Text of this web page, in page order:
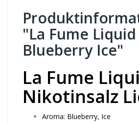
"La Fume Liquid
Blueberry Ice"
La Fume
Nikotinsalz
Aroma: Blueberry, Ice